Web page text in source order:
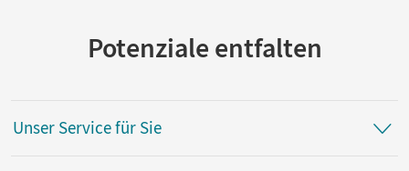
Potenziale entfalten
Unser Service für Sie